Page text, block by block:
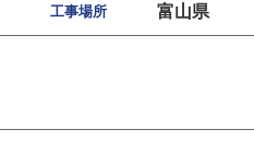
工事場所 富山県